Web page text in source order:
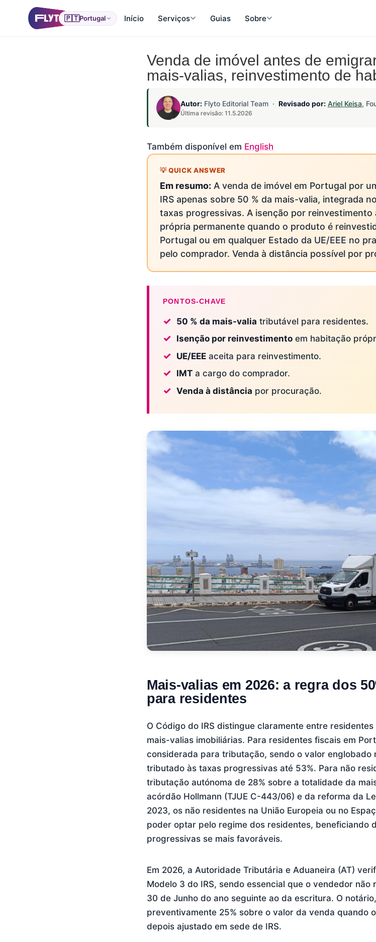
🇵🇹Portugal Início Serviços Guias Sobre
Venda de imóvel antes de
mais-valias, reinvestimento de
Autor: Flyto Editorial Team · Revisado por: Ariel Keisa,
Última revisão: 11.5.2026
Também disponível em English
Em resumo: A venda de imóvel em Portugal por
IRS apenas sobre 50 % da mais-valia, integrada
taxas progressivas. A isenção por reinvestimento
própria permanente quando o produto é
Portugal ou em qualquer Estado da UE/EEE no
pelo comprador. Venda à distância possível por
PONTOS-CHAVE
50 % da mais-valia tributável para residentes.
Isenção por reinvestimento em habitação
UE/EEE aceita para reinvestimento.
IMT a cargo do comprador.
Venda à distância por procuração.
Mais-valias em 2026: a regra dos
para residentes
O Código do IRS distingue claramente entre
mais-valias imobiliárias. Para residentes fiscais em
considerada para tributação, sendo o valor englobado
tributado às taxas progressivas até 53%. Para não
tributação autónoma de 28% sobre a totalidade da
acórdão Hollmann (TJUE C-443/06) e da reforma da
2023, os não residentes na União Europeia ou no
poder optar pelo regime dos residentes, beneficiando
progressivas se mais favoráveis.
Em 2026, a Autoridade Tributária e Aduaneira (AT)
Modelo 3 do IRS, sendo essencial que o vendedor
30 de Junho do ano seguinte ao da escritura. O
preventivamente 25% sobre o valor da venda quando
depois ajustado em sede de IRS.